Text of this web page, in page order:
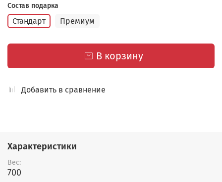
Состав подарка
Стандарт Премиум
В корзину
Добавить в сравнение
Характеристики
Вес:
700